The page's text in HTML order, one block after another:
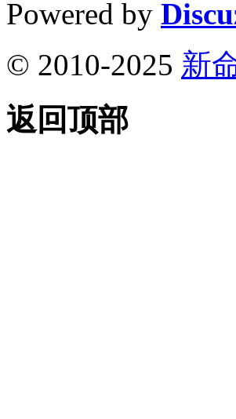
Powered by
© 2010-2025 新
返回顶部